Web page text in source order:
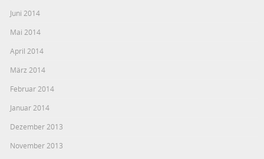
Juni 2014
Mai 2014
April 2014
März 2014
Februar 2014
Januar 2014
Dezember 2013
November 2013